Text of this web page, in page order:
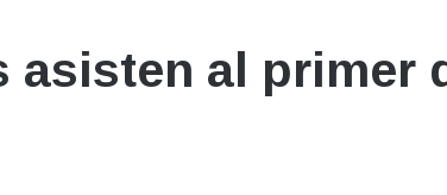
asisten al primer